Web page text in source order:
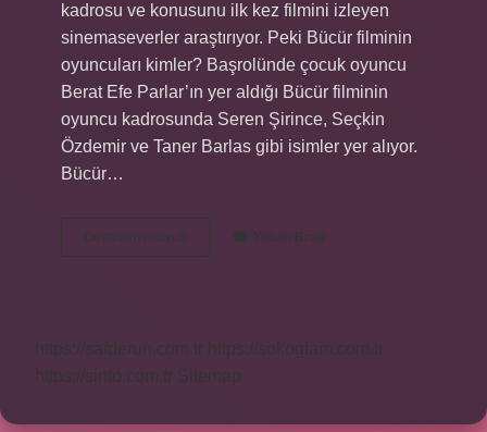
kadrosu ve konusunu ilk kez filmini izleyen
sinemaseverler araştırıyor. Peki Bücür filminin
oyuncuları kimler? Başrolünde çocuk oyuncu
Berat Efe Parlar’ın yer aldığı Bücür filminin
oyuncu kadrosunda Seren Şirince, Seçkin
Özdemir ve Taner Barlas gibi isimler yer alıyor.
Bücür…
Devamını okuyun
Filmi
Yorum Bırak
https://safderun.com.tr
https://sokoglam.com.tr
https://sinto.com.tr Sitemap